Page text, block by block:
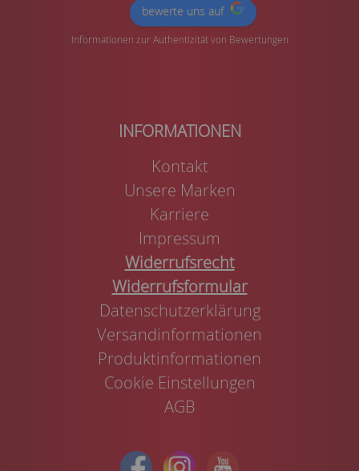
bewerte uns auf
Informationen zur Authentizität von Bewertungen
Kontakt
Unsere Marken
Karriere
Impressum
Widerrufsrecht
Widerrufsformular
Datenschutzerklärung
Versandinformationen
Produktinformationen
Cookie Einstellungen
AGB